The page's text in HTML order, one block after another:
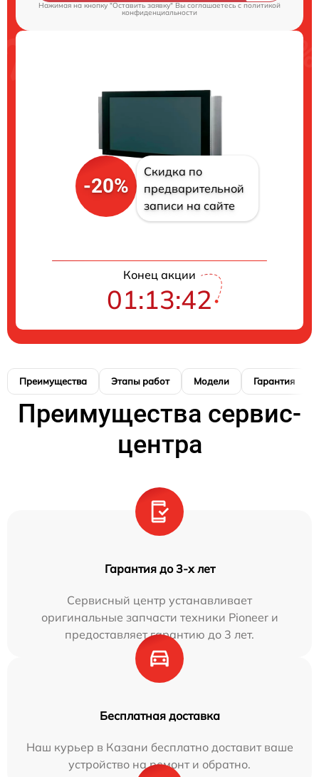
Нажимая на кнопку "Оставить заявку" Вы соглашаетесь c политикой
конфиденциальности
-20%
Скидка по
предварительной
записи на сайте
Конец акции
01:13:40
Преимущества Этапы работ Модели Гарантия
Преимущества сервис-
центра
Гарантия до 3-х лет
Сервисный центр устанавливает
оригинальные запчасти техники Pioneer и
предоставляет гарантию до 3 лет.
Бесплатная доставка
Наш курьер в Казани бесплатно доставит ваше
устройство на ремонт и обратно.